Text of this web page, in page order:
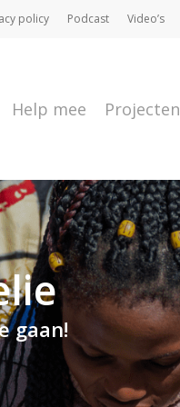
policy Podcast Video’s
Help mee Projecten
gaan!